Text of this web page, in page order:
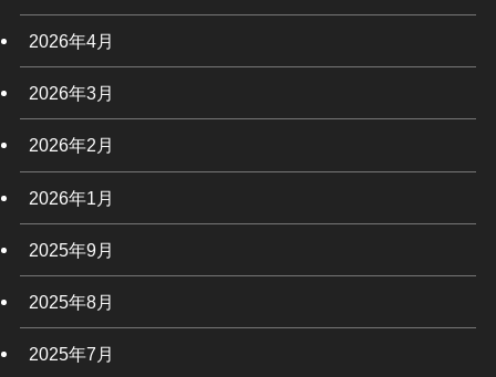
2026年4月
2026年3月
2026年2月
2026年1月
2025年9月
2025年8月
2025年7月